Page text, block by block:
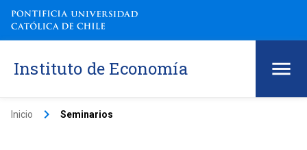
Instituto de Economía
Inicio keyboard_arrow_right Seminarios